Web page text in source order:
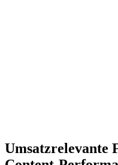
Umsatzrelevante